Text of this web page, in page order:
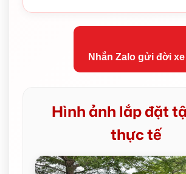
Nhắn Zalo gửi đời xe
Hình ảnh lắp đặt
thực tế